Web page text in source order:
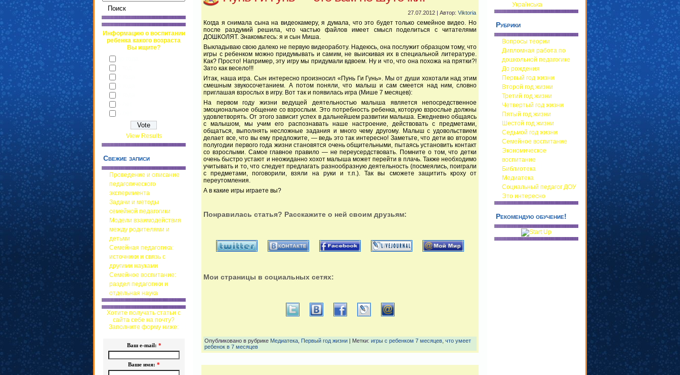
Информацию о воспитании
ребенка какого возраста
Вы ищите?
View Results
Свежие записи
Проведение и описание
педагогического
эксперимента
Задачи и методы
семейной педагогики
Модели взаимодействия
между родителями и
детьми
Семейная педагогика:
источники и связь с
другими науками
Семейное воспитание:
раздел педагогики и
отдельная наука
Хотите получать статьи с
сайта себе на почту?
Заполните форму ниже:
Ваш e-mail: *
Ваше имя: *
27.07.2012 | Автор: Viktoria
Когда я снимала сына на видеокамеру, я думала, что это будет только семейное видео. Но
после раздумий решила, что частью файлов имеет смысл поделиться с читателями
ДОШКОЛЯТ. Знакомьтесь: я и сын Миша.
Выкладываю свою далеко не первую видеоработу. Надеюсь, она послужит образцом тому, что
игры с ребенком можно придумывать и самим, не выискивая их в специальной литературе.
Как? Просто! Например, эту игру мы придумали вдвоем. Ну и что, что она похожа на прятки?!
Зато как весело!!!
Итак, наша игра. Сын интересно произносил «Пунь Ги Гунь». Мы от души хохотали над этим
смешным звукосочетанием. А потом поняли, что малыш и сам смеется над ним, словно
приглашая взрослых в игру. Вот так и появилась игра (Мише 7 месяцев):
На первом году жизни ведущей деятельностью малыша является непосредственное
эмоциональное общение со взрослым. Это потребность ребенка, которую взрослые должны
удовлетворять. От этого зависит успех в дальнейшем развитии малыша. Ежедневно общаясь
с малышом, мы учим его распознавать наше настроение, действовать с предметами,
общаться, выполнять несложные задания и много чему другому. Малыш с удовольствием
делает все, что вы ему предложите, — ведь это так интересно! Заметьте, что дети во втором
полугодии первого года жизни становятся очень общительными, пытаясь установить контакт
со взрослыми. Самое главное правило — не переусердствовать. Помните о том, что детки
очень быстро устают и неожиданно хохот малыша может перейти в плачь. Также необходимо
учитывать и то, что следует предлагать разнообразную деятельность (посмеялись, поиграли
с предметами, поговорили, взяли на руки и т.п.). Так вы сможете защитить кроху от
переутомления.
А в какие игры играете вы?
Понравилась статья? Расскажите о ней своим друзьям:
Мои страницы в социальных сетях:
Опубликовано в рубрике Медиатека Первый год жизни | Метки: игры с ребенком 7 месяцев что умеет
ребенок в 7 месяцев
Українська
Рубрики
Вопросы теории
Дипломная работа по
дошкольной педагогике
До рождения
Первый год жизни
Второй год жизни
Третий год жизни
Четвертый год жизни
Пятый год жизни
Шестой год жизни
Седьмой год жизни
Семейное воспитание
Экономическое
воспитание
Библиотека
Медиатека
Социальный педагог ДОУ
Это интересно
Рекомендую обучение!